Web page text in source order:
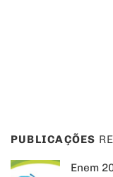
PUBLICAÇÕES
Enem